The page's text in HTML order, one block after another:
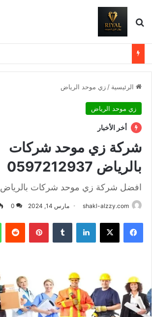
بحث عن
الرئيسية / زي موحد الرياض
زي موحد الرياض
أخر الأخبار
شركة زي موحد شركات
بالرياض 0597212937
افضل شركة زي موحد شركات بالرياض
shakl-alzzy.com مارس 14, 2024 0
فيسبوك X لينكدإن بينتيريست